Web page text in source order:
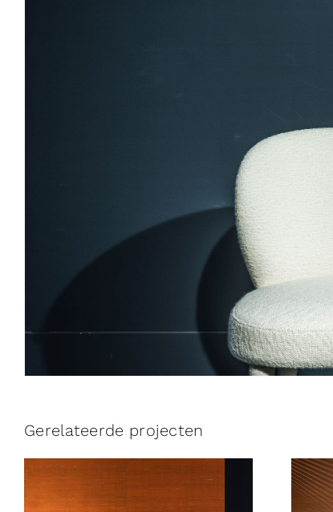
Gerelateerde projecten